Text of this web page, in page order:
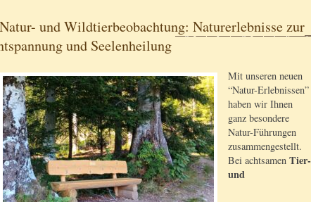
Natur- und Wildtierbeobachtung: Naturerlebnisse zur
und Seelenheilung
Mit unseren neuen
“Natur-Erlebnissen”
haben wir Ihnen
ganz besondere
Natur-Führungen
zusammengestellt.
Bei achtsamen Tier-
und